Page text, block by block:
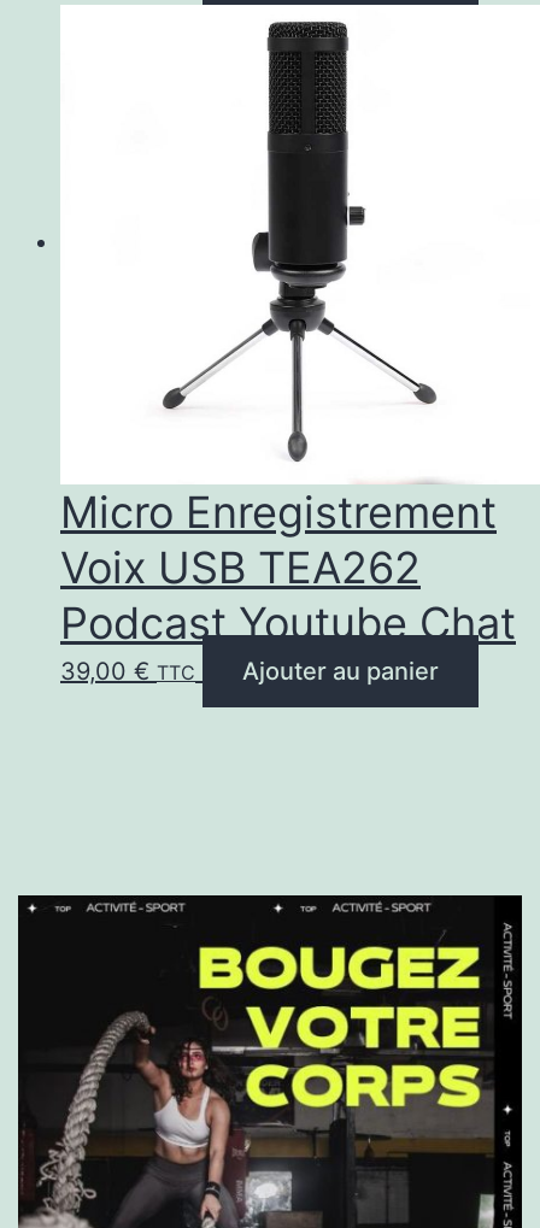
Micro Enregistrement
Voix USB TEA262
Podcast Youtube Chat
39,00 € TTC Ajouter au panier